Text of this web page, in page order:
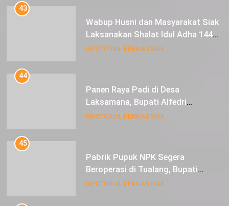
43
Wabup Husni dan Masyarakat Siak
Laksanakan Shalat Idul Adha 1445
Hijriah di Lapangan Tugu Siak
INFOTORIAL PEMKAB SIAK
44
Panen Raya Padi di Desa
Laksamana, Bupati Alfedri
Serahkan 16 Unit Mesin Pompa Air
INFOTORIAL PEMKAB SIAK
45
Pabrik Pupuk NPK Segera
Beroperasi di Tualang, Bupati
Alfedri Investasi ini Tingkatkan
INFOTORIAL PEMKAB SIAK